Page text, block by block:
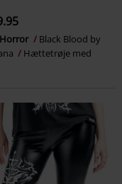
Black Blood by
Hættetrøje med